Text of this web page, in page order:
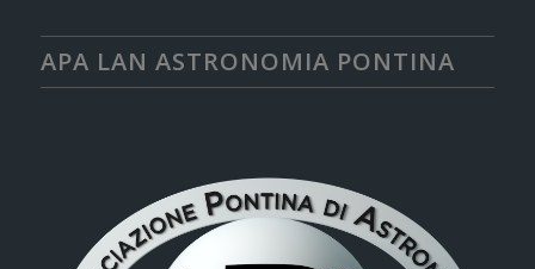
APA LAN ASTRONOMIA PONTINA